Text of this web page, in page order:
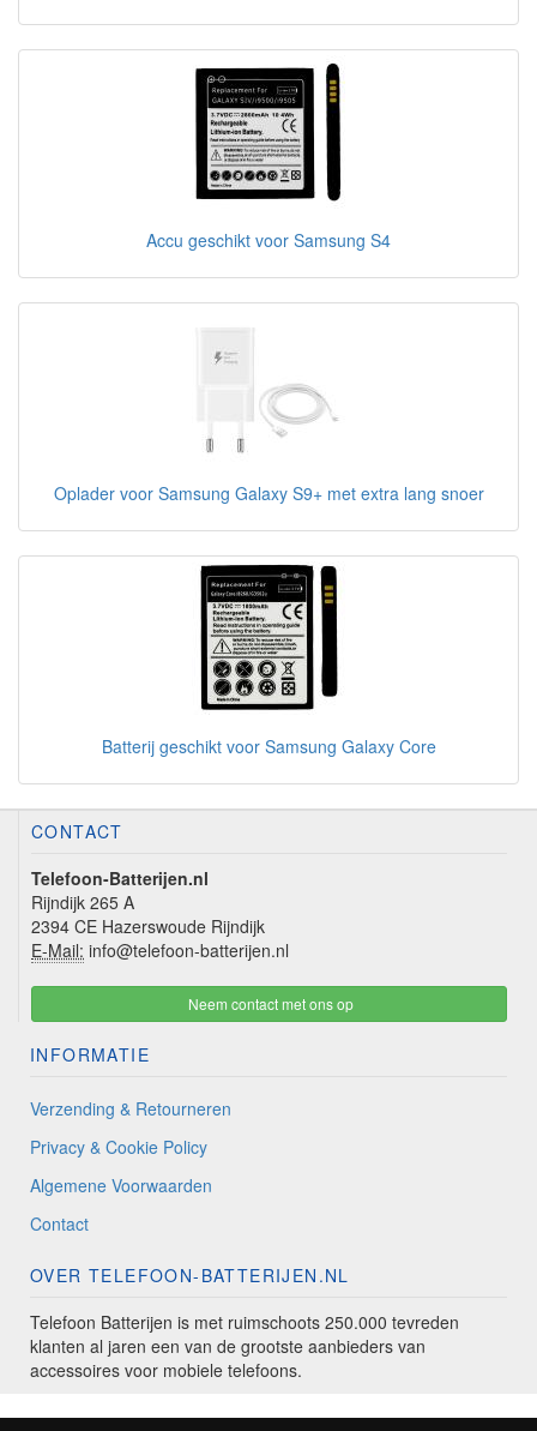
Accu geschikt voor Samsung S4
Oplader voor Samsung Galaxy S9+ met extra lang snoer
Batterij geschikt voor Samsung Galaxy Core
CONTACT
Telefoon-Batterijen.nl
Rijndijk 265 A
2394 CE Hazerswoude Rijndijk
E-Mail: info@telefoon-batterijen.nl
Neem contact met ons op
INFORMATIE
Verzending & Retourneren
Privacy & Cookie Policy
Algemene Voorwaarden
Contact
OVER TELEFOON-BATTERIJEN.NL
Telefoon Batterijen is met ruimschoots 250.000 tevreden
klanten al jaren een van de grootste aanbieders van
accessoires voor mobiele telefoons.